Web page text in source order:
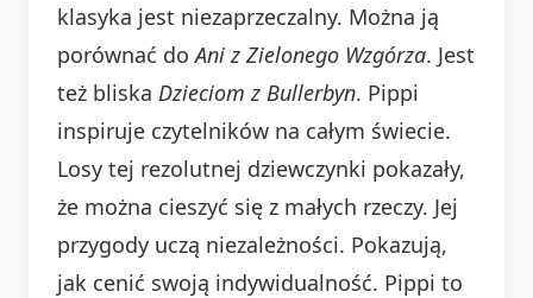
klasyka jest niezaprzeczalny. Można ją
porównać doAni z Zielonego Wzgórza. Jest
też bliska Dzieciom z Bullerbyn. Pippi
inspiruje czytelników na całym świecie.
Losy tej rezolutnej dziewczynki pokazały,
że można cieszyć się z małych rzeczy. Jej
przygody uczą niezależności. Pokazują,
jak cenić swoją indywidualność. Pippi to